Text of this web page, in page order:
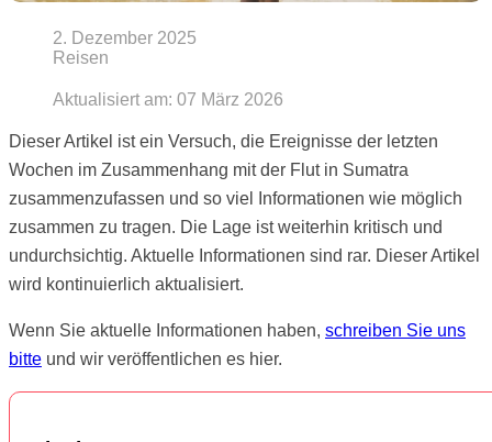
2. Dezember 2025
Reisen
Aktualisiert am: 07 März 2026
Dieser Artikel ist ein Versuch, die Ereignisse der letzten
Wochen im Zusammenhang mit der Flut in Sumatra
zusammenzufassen und so viel Informationen wie möglich
zusammen zu tragen. Die Lage ist weiterhin kritisch und
undurchsichtig. Aktuelle Informationen sind rar. Dieser Artikel
wird kontinuierlich aktualisiert.
Wenn Sie aktuelle Informationen haben, schreiben Sie uns
bitte und wir veröffentlichen es hier.